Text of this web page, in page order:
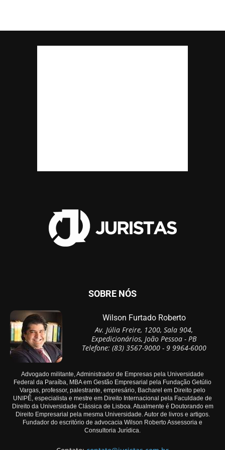
SOBRE NÓS
Wilson Furtado Roberto
Av. Júlia Freire, 1200, Sala 904,
Expedicionários, João Pessoa - PB
Telefone: (83) 3567-9000 - 9 9964-6000
Advogado militante, Administrador de Empresas pela Universidade
Federal da Paraíba, MBA em Gestão Empresarial pela Fundação Getúlio
Vargas, professor, palestrante, empresário, Bacharel em Direito pelo
UNIPÊ, especialista e mestre em Direito Internacional pela Faculdade de
Direito da Universidade Clássica de Lisboa. Atualmente é Doutorando em
Direito Empresarial pela mesma Universidade. Autor de livros e artigos.
Fundador do escritório de advocacia Wilson Roberto Assessoria e
Consultoria Jurídica.